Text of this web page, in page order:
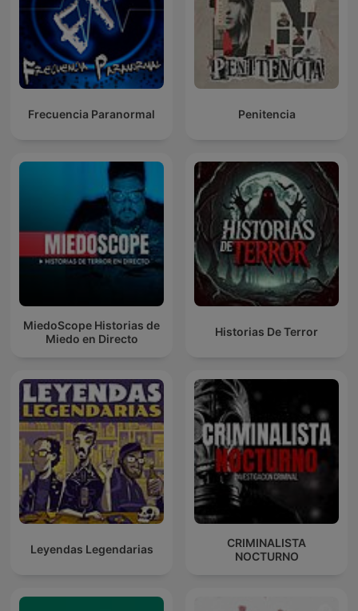
Frecuencia Paranormal Penitencia
MiedoScope Historias de
Miedo en Directo
Historias De Terror
Leyendas Legendarias
CRIMINALISTA
NOCTURNO